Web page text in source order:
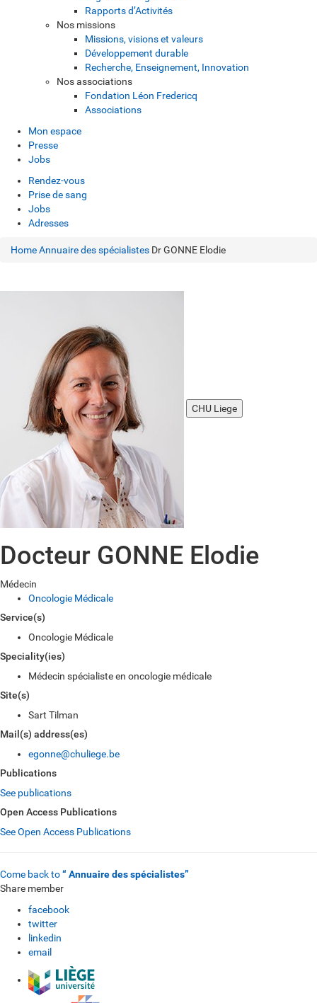
Rapports d’Activités
Nos missions
Missions, visions et valeurs
Développement durable
Recherche, Enseignement, Innovation
Nos associations
Fondation Léon Fredericq
Associations
Mon espace
Presse
Jobs
Rendez-vous
Prise de sang
Jobs
Adresses
HomeAnnuaire des spécialistes Dr GONNE Elodie
CHU Liege
Docteur GONNE Elodie
Médecin
Oncologie Médicale
Service(s)
Oncologie Médicale
Speciality(ies)
Médecin spécialiste en oncologie médicale
Site(s)
Sart Tilman
Mail(s) address(es)
egonne@chuliege.be
Publications
See publications
Open Access Publications
See Open Access Publications
Come back to“ Annuaire des spécialistes”
Share member
facebook
twitter
linkedin
email